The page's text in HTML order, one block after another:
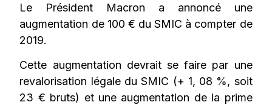
Le Président Macron a annoncé une
augmentation de 100 € du SMIC à compter de
2019.
Cette augmentation devrait se faire par une
revalorisation légale du SMIC (+ 1, 08 %, soit
23 € bruts) et une augmentation de la prime